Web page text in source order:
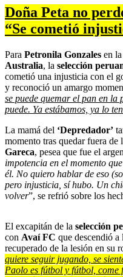
0
seconds
Doña Peta no
“Se cometió
Para Petronila Gonzales en
Australia, la selección
cometió una injusticia con el
y reconoció un amargo
se puede quemar el pan en
puede. Ya estábamos, ya lo
La mamá del ‘Depredador’
momento tras quedar fuera de
Gareca, pesea que fue el
impotencia en el momento
él. No quiero hablar de eso
pero injusticia, sí hubo. Un
volver”, se refrió sobre los
El excapitán de la selección
con Avaí FC que descendió
recuperado de la lesión en su
quiere seguir jugando, se
Paolo es fútbol y fútbol,